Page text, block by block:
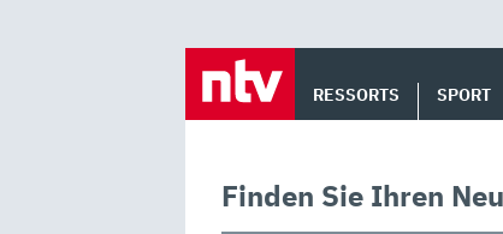
RESSORTS SPORT
Finden Sie Ihren